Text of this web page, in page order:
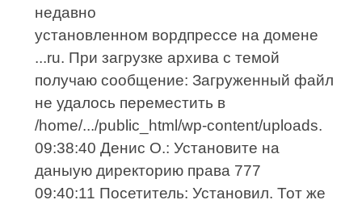
недавно
установленном вордпрессе на домене
...ru. При загрузке архива с темой
получаю сообщение: Загруженный файл
не удалось переместить в
/home/.../public_html/wp-content/uploads.
09:38:40 Денис О.: Установите на
даныую директорию права 777
09:40:11 Посетитель: Установил. Тот же